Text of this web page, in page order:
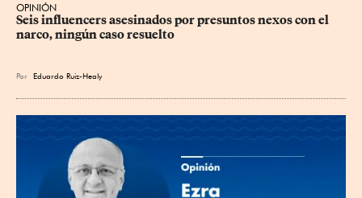
OPINIÓN
Seis influencers asesinados por presuntos nexos con el
narco, ningún caso resuelto
Por Eduardo Ruiz-Healy